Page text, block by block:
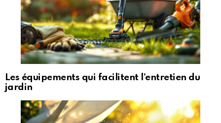
Les équipements qui facilitent l’entretien du
jardin